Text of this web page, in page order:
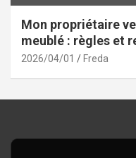
Mon propriétaire
meublé : règles et
2026/04/01 Freda